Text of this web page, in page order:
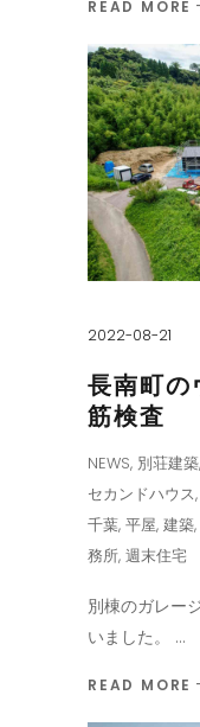
READ MORE
2022-08-21
長南町の
筋検査
NEWS, 別荘建築,
セカンドハウス,
千葉, 平屋, 建築,
務所, 週末住宅
別棟のガレー
いました。
READ MORE